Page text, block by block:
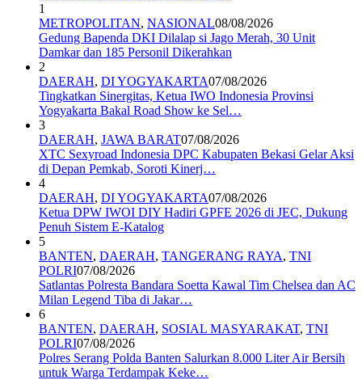
1
METROPOLITAN, NASIONAL08/08/2026
Gedung Bapenda DKI Dilalap si Jago Merah, 30 Unit
Damkar dan 185 Personil Dikerahkan
2
DAERAH, DI YOGYAKARTA07/08/2026
Tingkatkan Sinergitas, Ketua IWO Indonesia Provinsi
Yogyakarta Bakal Road Show ke Sel…
3
DAERAH, JAWA BARAT07/08/2026
XTC Sexyroad Indonesia DPC Kabupaten Bekasi Gelar Aksi
di Depan Pemkab, Soroti Kinerj…
4
DAERAH, DI YOGYAKARTA07/08/2026
Ketua DPW IWOI DIY Hadiri GPFE 2026 di JEC, Dukung
Penuh Sistem E-Katalog
5
BANTEN, DAERAH, TANGERANG RAYA, TNI
POLRI07/08/2026
Satlantas Polresta Bandara Soetta Kawal Tim Chelsea dan AC
Milan Legend Tiba di Jakar…
6
BANTEN, DAERAH, SOSIAL MASYARAKAT, TNI
POLRI07/08/2026
Polres Serang Polda Banten Salurkan 8.000 Liter Air Bersih
untuk Warga Terdampak Keke…